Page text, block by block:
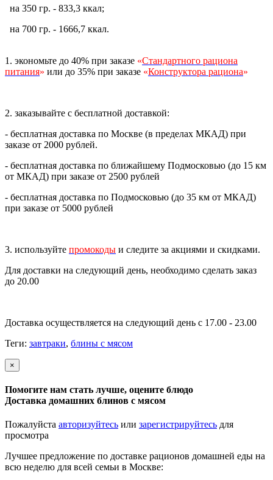
на 350 гр. - 833,3 ккал;
на 700 гр. - 1666,7 ккал.
1. экономьте до 40% при заказе «Стандартного рациона
питания» или до 35% при заказе «Конструктора рациона»
2. заказывайте с бесплатной доставкой:
- бесплатная доставка по Москве (в пределах МКАД) при
заказе от 2000 рублей.
- бесплатная доставка по ближайшему Подмосковью (до 15 км
от МКАД) при заказе от 2500 рублей
- бесплатная доставка по Подмосковью (до 35 км от МКАД)
при заказе от 5000 рублей
3. используйте промокоды и следите за акциями и скидками.
Для доставки на следующий день, необходимо сделать заказ
до 20.00
Доставка осуществляется на следующий день с 17.00 - 23.00
Теги: завтраки, блины с мясом
×
Помогите нам стать лучше, оцените блюдо
Доставка домашних блинов с мясом
Пожалуйста авторизуйтесь или зарегистрируйтесь для
просмотра
Лучшее предложение по доставке рационов домашней еды на
всю неделю для всей семьи в Москве: